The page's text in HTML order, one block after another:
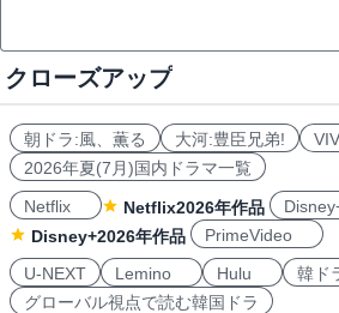
クローズアップ
朝ドラ:風、薫る 大河:豊臣兄弟!
2026年夏(7月)国内ドラマ一覧
Netflix
Netflix2026年作品
Disney+2026年作品
PrimeVideo
U-NEXT
Lemino Hulu
韓ド
グローバル視点で読む韓国ドラ